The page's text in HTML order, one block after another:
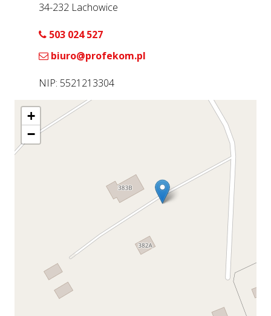
34-232 Lachowice
503 024 527
biuro@profekom.pl
NIP: 5521213304
+
−